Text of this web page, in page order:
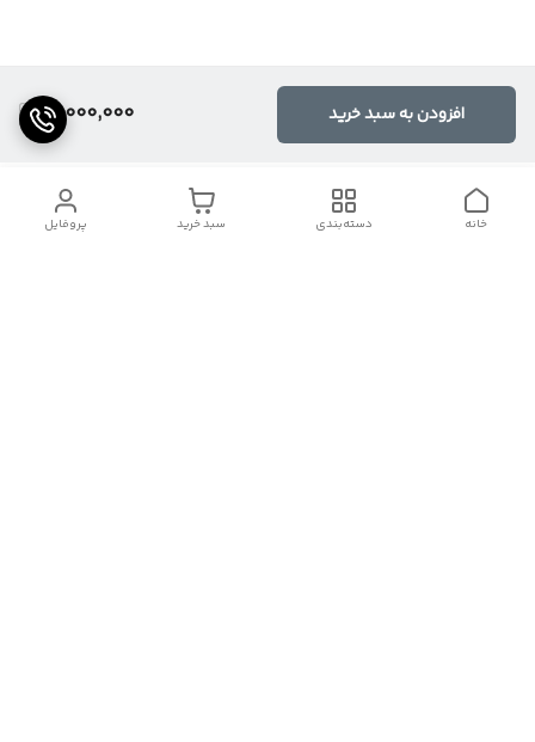
10,000,000 افزودن به سبد خرید
پروفایل سبد خرید دسته‌بندی خانه